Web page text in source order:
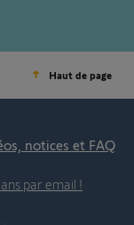
Haut de page
notices et FAQ
par email !